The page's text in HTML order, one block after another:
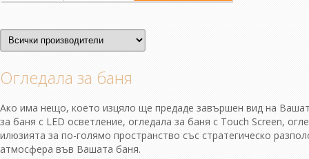
Огледала за баня
Ако има нещо, което изцяло ще предаде завършен вид на
за баня с LED осветление, огледала за баня с Touch Screen,
илюзията за по-голямо пространство със стратегическо
атмосфера във Вашата баня.